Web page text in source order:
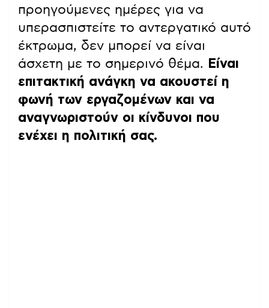
προηγούμενες ημέρες για να
υπερασπιστείτε το αντεργατικό αυτό
έκτρωμα, δεν μπορεί να είναι
άσχετη με το σημερινό θέμα.
Είναι
επιτακτική ανάγκη να ακουστεί η
φωνή των εργαζομένων και να
αναγνωριστούν οι κίνδυνοι που
ενέχει η πολιτική σας.